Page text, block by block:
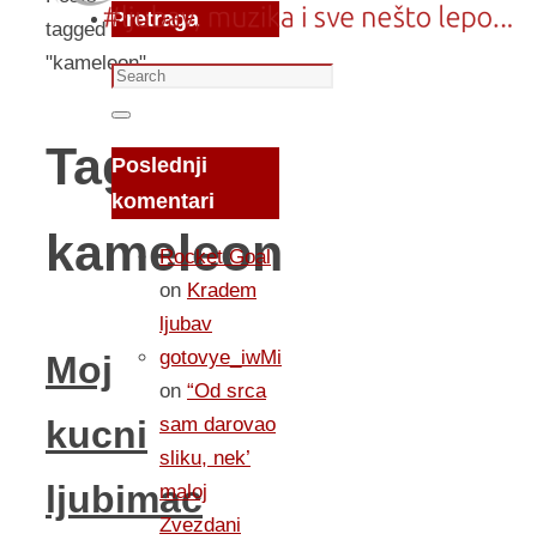
tagged
"kameleon"
Tag:
kameleon
Moj
kucni
ljubimac
Pretraga
Search
for:
Search
Poslednji
komentari
Rocket Goal
on Kradem
ljubav
gotovye_iwMi
on “Od srca
sam darovao
sliku, nek’
maloj
Zvezdani